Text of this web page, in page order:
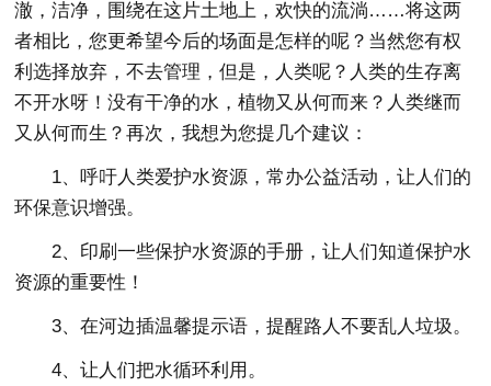
澈，洁净，围绕在这片土地上，欢快的流淌……将这两
者相比，您更希望今后的场面是怎样的呢？当然您有权
利选择放弃，不去管理，但是，人类呢？人类的生存离
不开水呀！没有干净的水，植物又从何而来？人类继而
又从何而生？再次，我想为您提几个建议：
1、呼吁人类爱护水资源，常办公益活动，让人们的
环保意识增强。
2、印刷一些保护水资源的手册，让人们知道保护水
资源的重要性！
3、在河边插温馨提示语，提醒路人不要乱人垃圾。
4、让人们把水循环利用。